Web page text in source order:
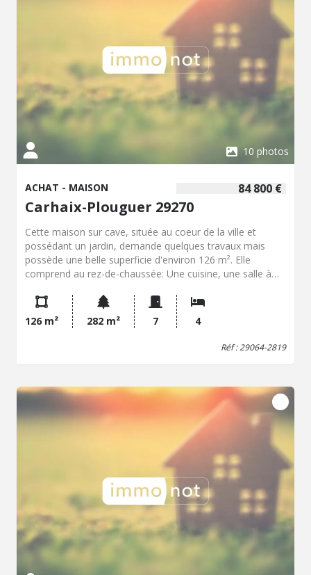
10 photos
84 800 €
ACHAT - MAISON
Carhaix-Plouguer 29270
Cette maison sur cave, située au coeur de la ville et
possédant un jardin, demande quelques travaux mais
possède une belle superficie d'environ 126 m². Elle
comprend au rez-de-chaussée: Une cuisine, une salle à
desservant deux chambres, une salle de bains - douche
avec toilettes. Au deuxième étage : Palier avec deux
autres chambres et un bureau. Terrain de 282 m² avec
126 m² 282 m² 7 4
Réf : 29064-2819